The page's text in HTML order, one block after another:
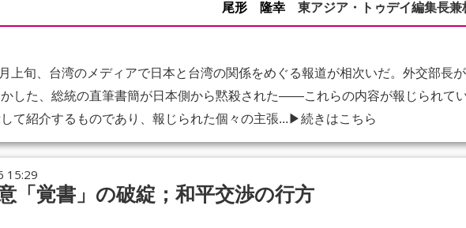
尾形 隆幸 東アジア・トゥデイ編集長兼
上旬、台湾のメディアで日本と台湾の関係をめぐる報道が相次いだ。外交部長
した、総統の直筆書簡が日本側から黙殺された——これらの内容が報じられて
て紹介するものであり、報じられた個々の主張... ▶続きはこちら
15:29
「覚書」の破綻；和平交渉の行方